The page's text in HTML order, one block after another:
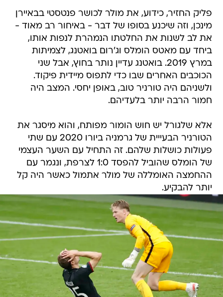
פליק החזיר, כידוע, את מולר לכושר פנטסטי בבאיירן
מינכן, וזה שיכנע בסופו של דבר - באיחור רב מאוד -
את לב לשנות את החלטתו הנמהרת לנפות אותו,
ביחד עם מאטס הומלס וג'רום בואטנג, לצמיתות
במרץ 2019. בואטנג עדיין נותר בחוץ, אבל שני
הכוכבים האחרים שבו כדי לתפוס מיידית פיקוד.
ולשניהם היה טורניר טוב, באופן יחסי. המצב היה
חמור הרבה יותר בלעדיהם.
אלא שלגורל יש חוש הומור מפותח, והוא מיסגר את
הטורניר הבעייית של גרמניה ביורו 2020 עם שתי
פעולות כושלות שלהם. זה התחיל עם השער העצמי
של הומלס שהוביל להפסד 1:0 לצרפת, ונגמר עם
ההחמצה האומללה של מולר אתמול כאשר היה קל
יותר להבקיע.